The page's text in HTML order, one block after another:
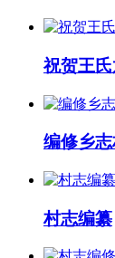
祝贺王
编修乡
村志编纂